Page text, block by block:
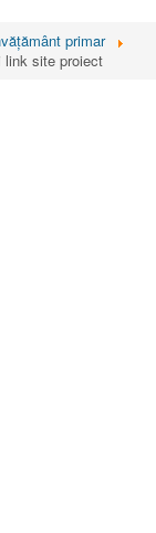
primar
link site proiect